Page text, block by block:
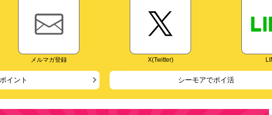
メルマガ登録 X(Twitter)
イント シーモアでポイ活